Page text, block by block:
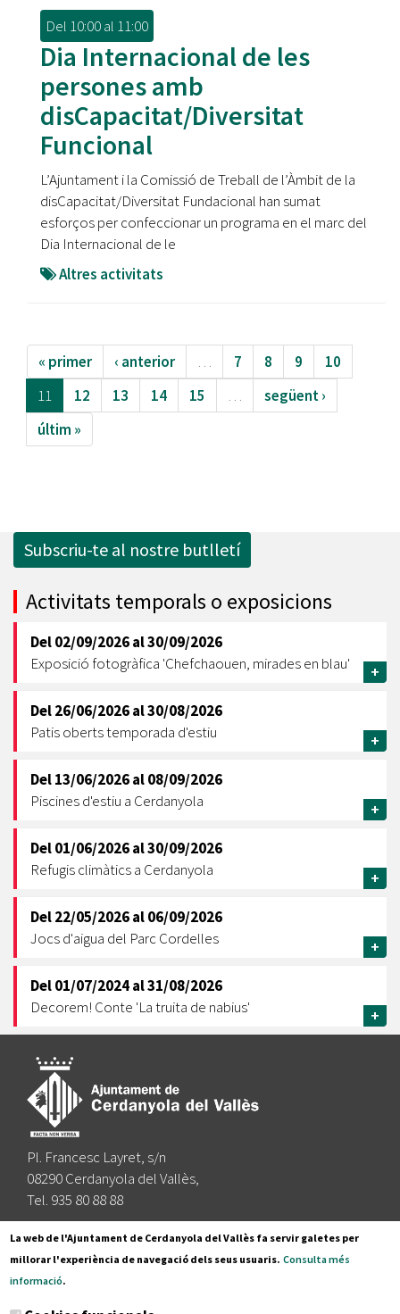
Del 10:00al 11:00
Dia Internacional de les
persones amb
disCapacitat/Diversitat
Funcional
L’Ajuntament i la Comissió de Treball de l’Àmbit de la
disCapacitat/Diversitat Fundacional han sumat
esforços per confeccionar un programa en el marc del
Dia Internacional de le
Altres activitats
« primer ‹ anterior … 7 8 9
10
11
12 13 14 15 …
següent ›
últim »
Subscriu-te al nostre butlletí
Activitats temporals o exposicions
Del02/09/2026al30/09/2026
Exposició fotogràfica 'Chefchaouen, mirades en blau'
+
Del26/06/2026al30/08/2026
Patis oberts temporada d'estiu
+
Del13/06/2026al08/09/2026
Piscines d'estiu a Cerdanyola
+
Del01/06/2026al30/09/2026
Refugis climàtics a Cerdanyola
+
Del22/05/2026al06/09/2026
Jocs d'aigua del Parc Cordelles
+
Del01/07/2024al31/08/2026
Decorem! Conte 'La truita de nabius'
+
Pl. Francesc Layret, s/n
08290 Cerdanyola del Vallès,
Tel. 935 80 88 88
Segueix-nos a:
La web de l'Ajuntament de Cerdanyola del Vallès fa servir galetes per
millorar l'experiència de navegació dels seus usuaris. Consulta més
informació.